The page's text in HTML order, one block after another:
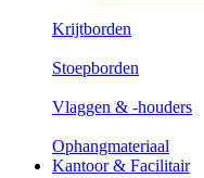
Krijtborden
Stoepborden
Vlaggen & -houders
Ophangmateriaal
Kantoor & Facilitair